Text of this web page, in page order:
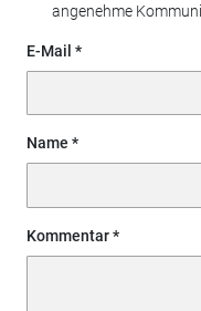
angenehme
E-Mail
Name
Kommentar